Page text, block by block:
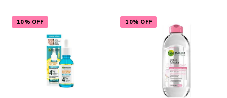
10% OFF 10% OFF